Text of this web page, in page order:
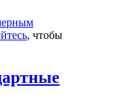
, чтобы